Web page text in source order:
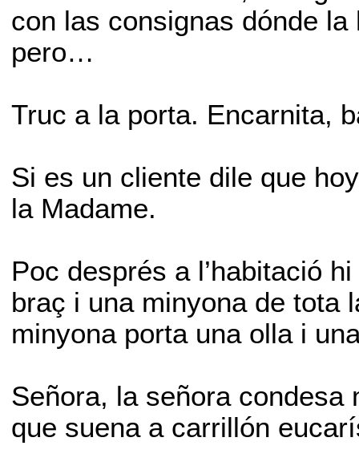
con las consignas dónde
pero…
Truc a la porta. Encarnita,
Si es un cliente dile que
la Madame.
Poc després a l’habitació
braç i una minyona de tota
minyona porta una olla i
Señora, la señora condesa
que suena a carrillón